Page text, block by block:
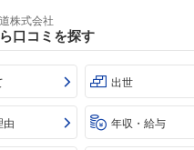
株式会社
口コミを探す
出世
由 年収・給与